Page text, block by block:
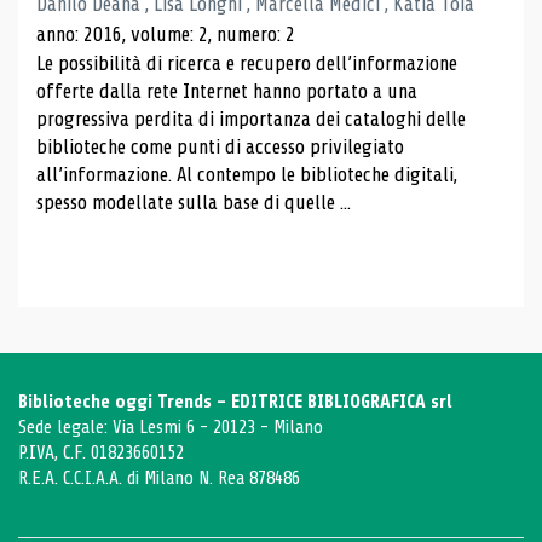
anno: 2016, volume: 2, numero: 2
Le possibilità di ricerca e recupero dell’informazione
offerte dalla rete Internet hanno portato a una
progressiva perdita di importanza dei cataloghi delle
biblioteche come punti di accesso privilegiato
all’informazione. Al contempo le biblioteche digitali,
spesso modellate sulla base di quelle ...
Biblioteche oggi Trends - EDITRICE BIBLIOGRAFICA srl
Sede legale: Via Lesmi 6 - 20123 - Milano
P.IVA, C.F. 01823660152
R.E.A. C.C.I.A.A. di Milano N. Rea 878486